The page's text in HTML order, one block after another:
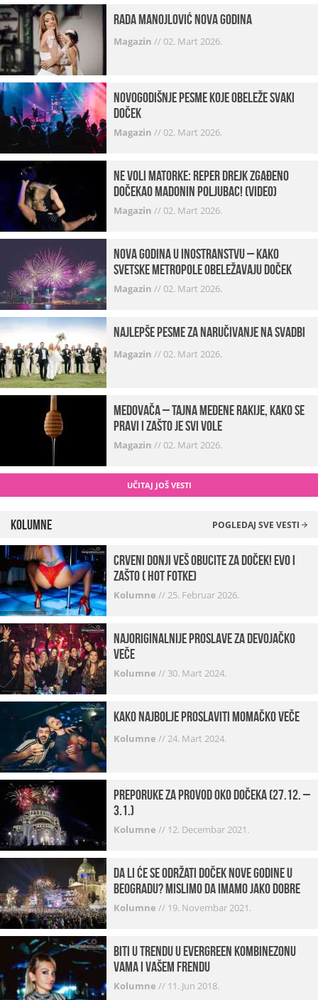
Rada Manojlović Nova godina
Magazin //02. Mart 2026.
Novogodišnje pesme koje obeleže svaki
Doček
Magazin //02. Mart 2026.
Ne voli matorke: Reper Drejk zgađeno
dočekao Madonin poljubac! (VIDEO)
Magazin //02. Mart 2026.
Nova godina u inostranstvu – kako
svetske metropole obeležavaju doček
Magazin //02. Mart 2026.
Najlepše pesme za naručivanje na svadbi
Magazin //02. Mart 2026.
Medovača – tajna medene rakije, kako se
pravi i zašto je svi vole
Magazin //02. Mart 2026.
UČITAJ JOŠ VESTI
Kolumne POGLEDAJ SVE VESTI
Crveni donji veš obucite za doček! Evo i
zašto ( hot fotke)
Kolumne //25. Februar 2026.
Najoriginalnije proslave za devojačko
veče
Kolumne // 30. Mart 2024.
Kako najbolje proslaviti momačko veče
Kolumne //24. Mart 2024.
Preporuke za provod oko dočeka (27.12. –
3.1.)
Kolumne // 12. Decembar 2021.
Da li će se održati doček Nove godine u
Beogradu? Mislimo da imamo jako DOBRE
VESTI!
Kolumne // 19. Novembar 2021.
Biti u trendu u Evergreen kombinezonu
vama i vašem frendu
Kolumne // 11. Jun 2018.